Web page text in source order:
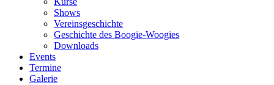
Shows
Vereinsgeschichte
Geschichte des Boogie-Woogies
Downloads
Events
Termine
Galerie